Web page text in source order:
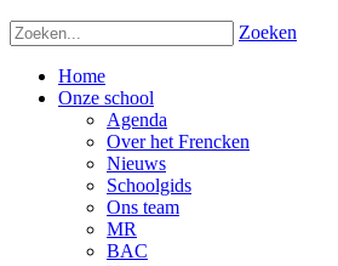
Zoeken
Home
Onze school
Agenda
Over het Frencken
Nieuws
Schoolgids
Ons team
MR
BAC